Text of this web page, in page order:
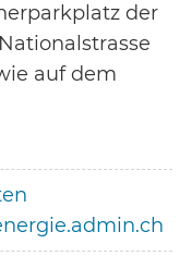
der
auf dem